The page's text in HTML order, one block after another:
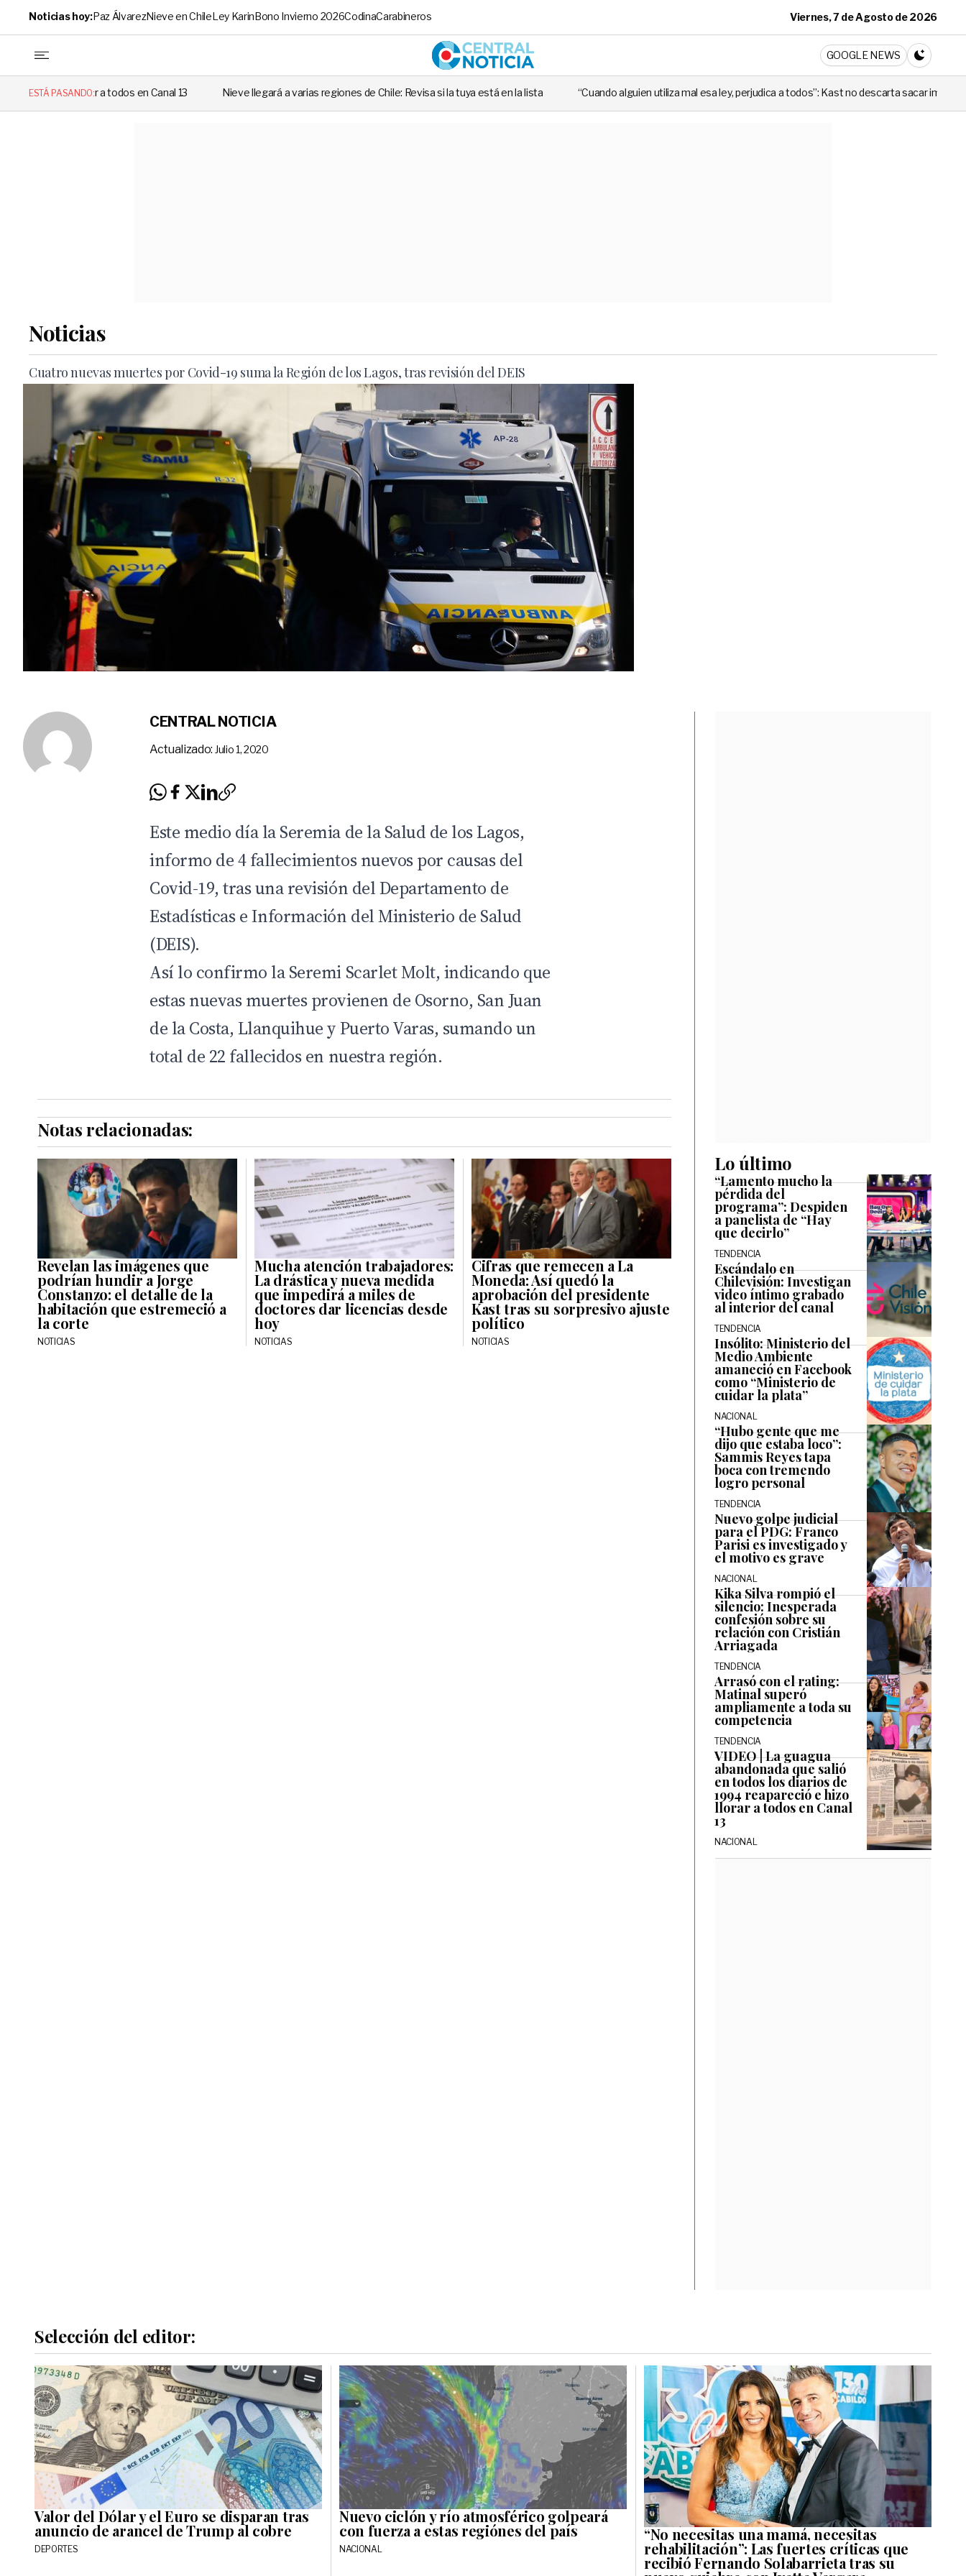
Noticias hoy:Paz ÁlvarezNieve en ChileLey KarinBono Invierno 2026CodinaCarabineros Viernes, 7 de Agosto de 2026
Central Noticia
GOOGLE NEWS
CAMBIA A
ESTÁ PASANDO:
a todos en Canal 13 Nieve llegará a varias regiones de Chile: Revisa si la tuya está en la lista “Cuando alguien utiliza mal esa ley, perjudica a todos”: Kast no descarta sacar importante ley
Noticias
Cuatro nuevas muertes por Covid-19 suma la Región de los Lagos, tras revisión del DEIS
CENTRAL NOTICIA
Actualizado: Julio 1, 2020
Este medio día la Seremia de la Salud de los Lagos,
informo de 4 fallecimientos nuevos por causas del
Covid-19, tras una revisión del Departamento de
Estadísticas e Información del Ministerio de Salud
(DEIS).
Así lo confirmo la Seremi Scarlet Molt, indicando que
estas nuevas muertes provienen de Osorno, San Juan
de la Costa, Llanquihue y Puerto Varas, sumando un
total de 22 fallecidos en nuestra región.
Notas relacionadas:
Revelan las imágenes que
podrían hundir a Jorge
Constanzo: el detalle de la
habitación que estremeció a
la corte
NOTICIAS
Mucha atención trabajadores:
La drástica y nueva medida
que impedirá a miles de
doctores dar licencias desde
hoy
NOTICIAS
Cifras que remecen a La
Moneda: Así quedó la
aprobación del presidente
Kast tras su sorpresivo ajuste
político
NOTICIAS
Lo último
“Lamento mucho la
pérdida del
programa”: Despiden
a panelista de “Hay
que decirlo”
TENDENCIA
Escándalo en
Chilevisión: Investigan
video íntimo grabado
al interior del canal
TENDENCIA
Insólito: Ministerio del
Medio Ambiente
amaneció en Facebook
como “Ministerio de
cuidar la plata”
NACIONAL
“Hubo gente que me
dijo que estaba loco”:
Sammis Reyes tapa
boca con tremendo
logro personal
TENDENCIA
Nuevo golpe judicial
para el PDG: Franco
Parisi es investigado y
el motivo es grave
NACIONAL
Kika Silva rompió el
silencio: Inesperada
confesión sobre su
relación con Cristián
Arriagada
TENDENCIA
Arrasó con el rating:
Matinal superó
ampliamente a toda su
competencia
TENDENCIA
VIDEO | La guagua
abandonada que salió
en todos los diarios de
1994 reapareció e hizo
llorar a todos en Canal
13
NACIONAL
Selección del editor:
Valor del Dólar y el Euro se disparan tras
anuncio de arancel de Trump al cobre
DEPORTES
Nuevo ciclón y río atmosférico golpeará
con fuerza a estas regiónes del país
NACIONAL
“No necesitas una mamá, necesitas
rehabilitación”: Las fuertes críticas que
recibió Fernando Solabarrieta tras su